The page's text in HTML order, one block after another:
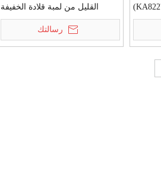
القليل من لمبة قلادة الخفيفة
(MD10169-5x5x4-625)
رسالتك